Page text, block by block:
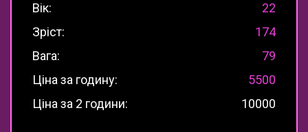
Вік:
22
Зріст:
174
Вага:
79
Ціна за годину:
5500
Ціна за 2 години:
10000